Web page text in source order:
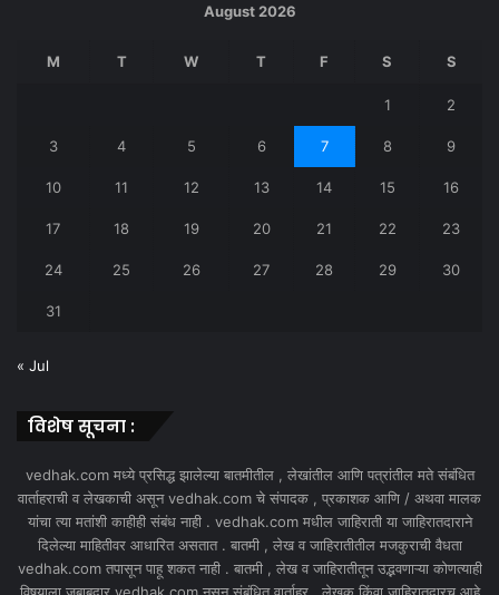
August 2026
M T W T F S S
1 2
3 4 5 6 7 8 9
10 11 12 13 14 15 16
17 18 19 20 21 22 23
24 25 26 27 28 29 30
31
« Jul
विशेष सूचना :
vedhak.com मध्ये प्रसिद्ध झालेल्या बातमीतील , लेखांतील आणि पत्रांतील मते संबंधित
वार्ताहराची व लेखकाची असून vedhak.com चे संपादक , प्रकाशक आणि / अथवा मालक
यांचा त्या मतांशी काहीही संबंध नाही . vedhak.com मधील जाहिराती या जाहिरातदाराने
दिलेल्या माहितीवर आधारित असतात . बातमी , लेख व जाहिरातीतील मजकुराची वैधता
vedhak.com तपासून पाहू शकत नाही . बातमी , लेख व जाहिरातीतून उद्भवणाऱ्या कोणत्याही